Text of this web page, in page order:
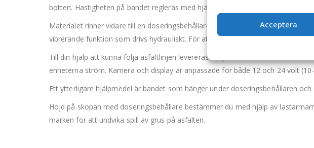
Acceptera
botten. Hastigheten på bandet regleras med hjälp av 3e funktion.
Materialet rinner vidare till en doseringsbehållare som matar ut
vibrerande funktion som drivs hydrauliskt. För att kunna manövrera
Till din hjälp att kunna följa asfaltlinjen levereras skopan med en kamera samt
enheterna ström. Kamera och display är anpassade för både 12 och 24 volt
Ett ytterligare hjälpmedel är bandet som hänger under doseringsbehållaren
Höjd på skopan med doseringsbehållare bestämmer du med hjälp av
marken för att undvika spill av grus på asfalten.